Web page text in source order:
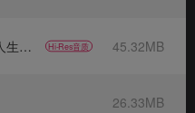
痕迹 (电视剧《如果奔跑是我的人生》主题曲) Hi-Res音质 45.32MB
26.33MB